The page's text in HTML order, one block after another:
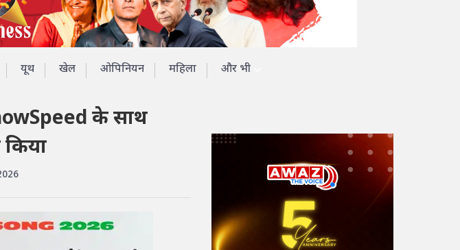
यूथ खेल ओपिनियन महिला और भी
​​के साथ